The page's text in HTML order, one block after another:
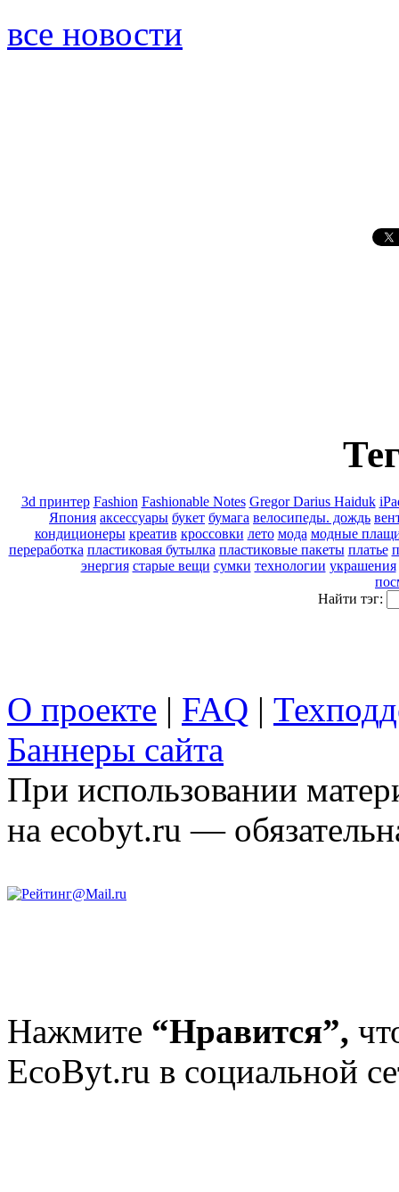
все новости
3d принтер Fashion Fashionable Notes Gregor Darius Haiduk
Япония аксессуары букет бумага велосипеды. дождь
кондиционеры креатив кроссовки лето мода модные
переработка пластиковая бутылка пластиковые пакеты платье
энергия старые вещи сумки технологии украшения
Найти тэг:
О проекте | FAQ |
Баннеры сайта
При использовании
на ecobyt.ru —
Нажмите “Нравится”,
EcoByt.ru в социальной